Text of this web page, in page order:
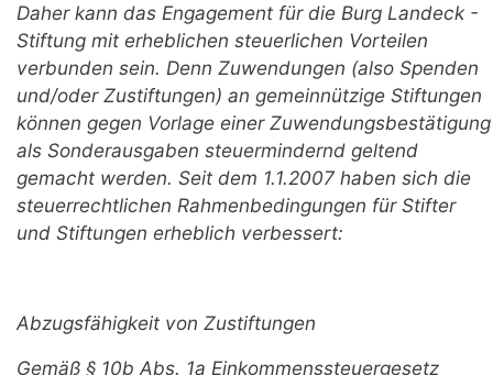
Daher kann das Engagement für die Burg Landeck -
Stiftung mit erheblichen steuerlichen Vorteilen
verbunden sein. Denn Zuwendungen (also Spenden
und/oder Zustiftungen) an gemeinnützige Stiftungen
können gegen Vorlage einer Zuwendungsbestätigung
als Sonderausgaben steuermindernd geltend
gemacht werden. Seit dem 1.1.2007 haben sich die
steuerrechtlichen Rahmenbedingungen für Stifter
und Stiftungen erheblich verbessert:
Abzugsfähigkeit von Zustiftungen
Gemäß § 10b Abs. 1a Einkommenssteuergesetz